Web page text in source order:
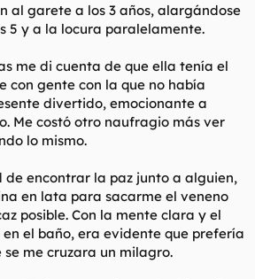
al garete a los 3 años, alargándose
5 y a la locura paralelamente.
me di cuenta de que ella tenía el
con gente con la que no había
divertido, emocionante a
Me costó otro naufragio más ver
lo mismo.
encontrar la paz junto a alguien,
en lata para sacarme el veneno
posible. Con la mente clara y el
el baño, era evidente que prefería
se me cruzara un milagro.